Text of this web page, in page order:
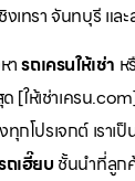
งเทรา จันทบุรี แล
ารถเครนให้เช่า ห
[ให้เช่าเครน
กโปรเจกต์ เราเ
ถเฮี๊ยบ ชั้นนำที่ลูก